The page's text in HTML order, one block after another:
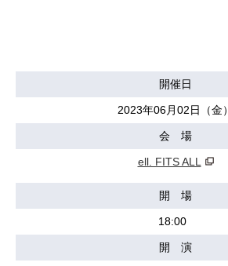
開催日
2023年06月02日（金）
会 場
ell. FITS ALL
開 場
18:00
開 演